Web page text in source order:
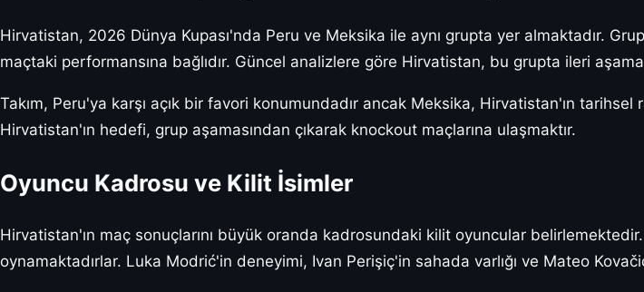
Hirvatistan, 2026 Dünya Kupası'nda Peru ve Meksika ile aynı grupta yer almaktadır.
maçtaki performansına bağlıdır. Güncel analizlere göre Hirvatistan, bu grupta ileri
Takım, Peru'ya karşı açık bir favori konumundadır ancak Meksika, Hirvatistan'ın
Hirvatistan'ın hedefi, grup aşamasından çıkarak knockout maçlarına ulaşmaktır.
Oyuncu Kadrosu ve Kilit İsimler
Hirvatistan'ın maç sonuçlarını büyük oranda kadrosundaki kilit oyuncular
oynamaktadırlar. Luka Modrić'in deneyimi, Ivan Perişiç'in sahada varlığı ve Mateo